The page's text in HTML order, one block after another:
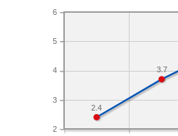
2
3
4
5
6
3.7
2.4